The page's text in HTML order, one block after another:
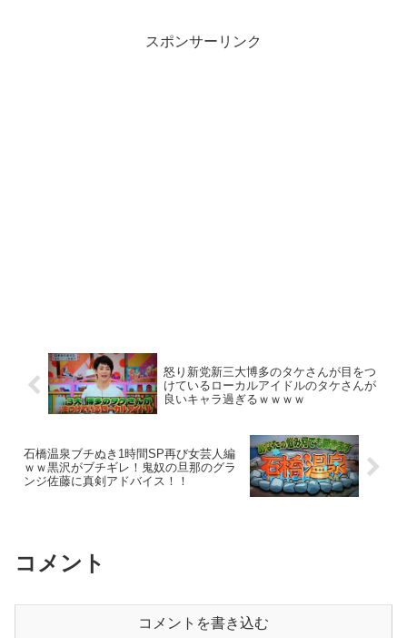
スポンサーリンク
怒り新党新三大博多のタケさんが目をつ
けているローカルアイドルのタケさんが
良いキャラ過ぎるｗｗｗｗ
石橋温泉ブチぬき1時間SP再び女芸人編
ｗｗ黒沢がブチギレ！鬼奴の旦那のグラ
ンジ佐藤に真剣アドバイス！！
コメント
コメントを書き込む